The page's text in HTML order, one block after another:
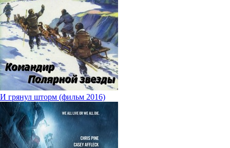
И грянул шторм (фильм 2016)